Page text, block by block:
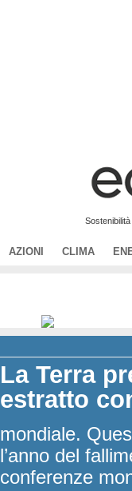
AZIONI CLIMA
La Terra
estratto
mondiale.
l’anno del
conferenze